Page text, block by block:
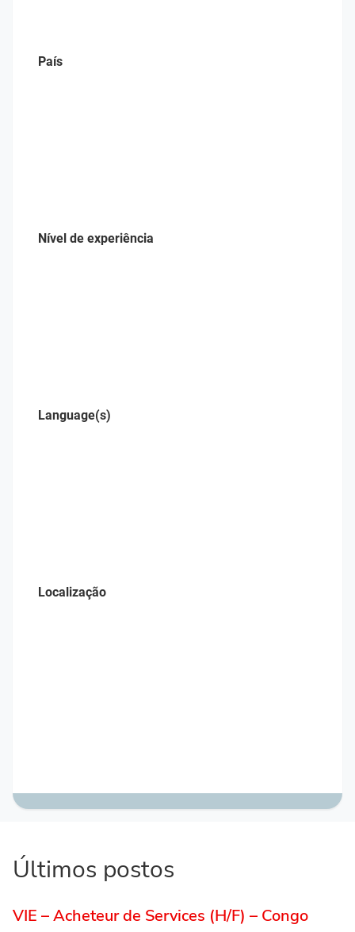
País
Nível de experiência
Language(s)
Localização
Últimos postos
VIE – Acheteur de Services (H/F) – Congo